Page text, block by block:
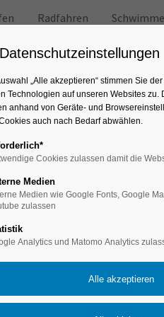
Radfahren
Freizeitaktivitäten
Datenschutzeinstellungen
„Alle akzeptieren“ stimmen Sie
Technologien auf unseren Websites zu.
anhand von Geräte- und
auch nach Bedarf abwählen.
Cookies zulassen damit die
Medien
Medien wie Google Fonts, Google
zulassen
Analytics und Matomo Analytics